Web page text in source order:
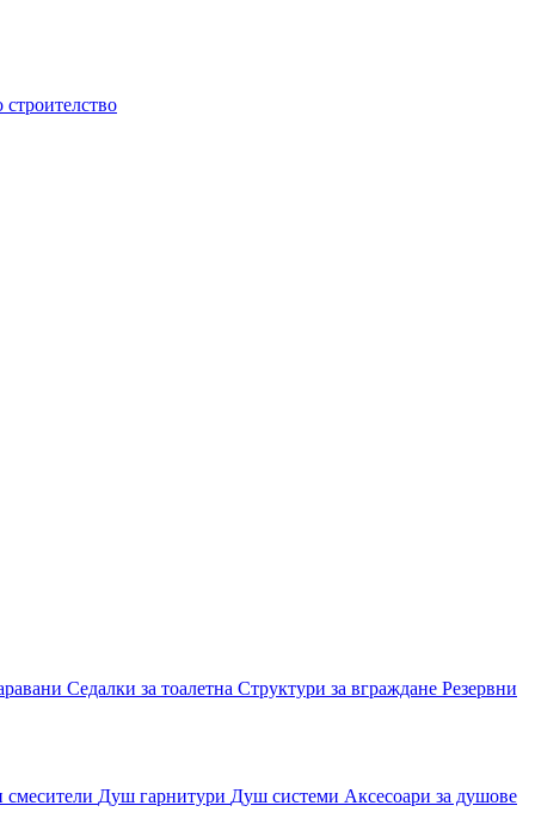
строителство
Седалки за тоалетна Структури за вграждане Резервни
смесители Душ гарнитури Душ системи Аксесоари за душове